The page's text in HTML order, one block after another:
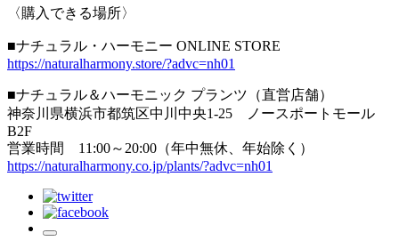
〈購入できる場所〉
■ナチュラル・ハーモニー ONLINE STORE
https://naturalharmony.store/?advc=nh01
■ナチュラル＆ハーモニック プランツ（直営店舗）
神奈川県横浜市都筑区中川中央1-25 ノースポートモール
B2F
営業時間 11:00～20:00（年中無休、年始除く）
https://naturalharmony.co.jp/plants/?advc=nh01